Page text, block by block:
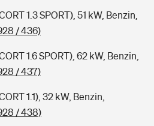
1.3 SPORT), 51 kW, Benzin,
/ 436)
1.6 SPORT), 62 kW, Benzin,
/ 437)
1.1), 32 kW, Benzin,
/ 438)